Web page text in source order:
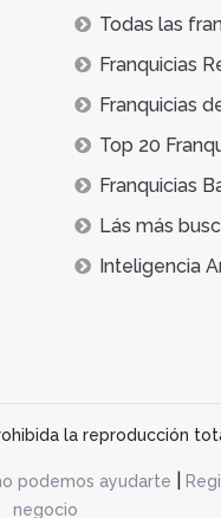
Todas las
Franquicias
Franquicias
Top 20
Franquicias
Lás más
Inteligencia
la reproducción
podemos ayudarte
negocio